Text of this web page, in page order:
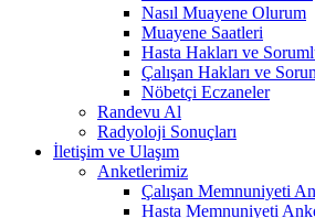
Nasıl Muayene Olurum
Muayene Saatleri
Hasta Hakları ve
Çalışan Hakları ve
Nöbetçi Eczaneler
Randevu Al
Radyoloji Sonuçları
İletişim ve Ulaşım
Anketlerimiz
Çalışan Memnuniyeti
Hasta Memnuniyeti